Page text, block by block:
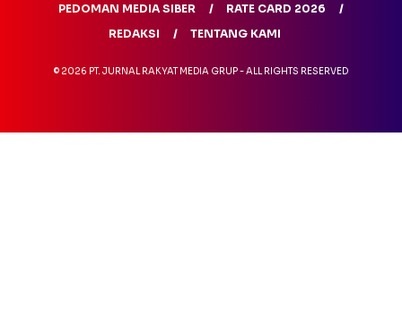
PEDOMAN MEDIA SIBER
RATE CARD 2026
REDAKSI
TENTANG KAMI
© 2026 PT. JURNAL RAKYAT MEDIA GRUP - ALL RIGHTS RESERVED